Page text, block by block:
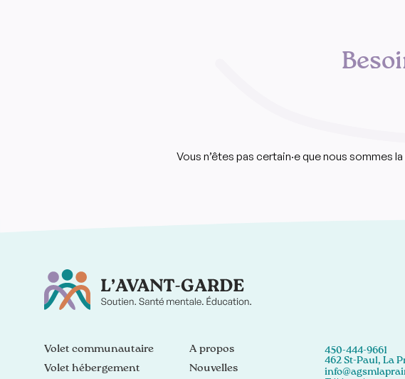
Vous n’êtes pas certain·e que nous sommes
Volet communautaire
Volet hébergement
À propos
Nouvelles
450-444-9661
462 St-Paul, La